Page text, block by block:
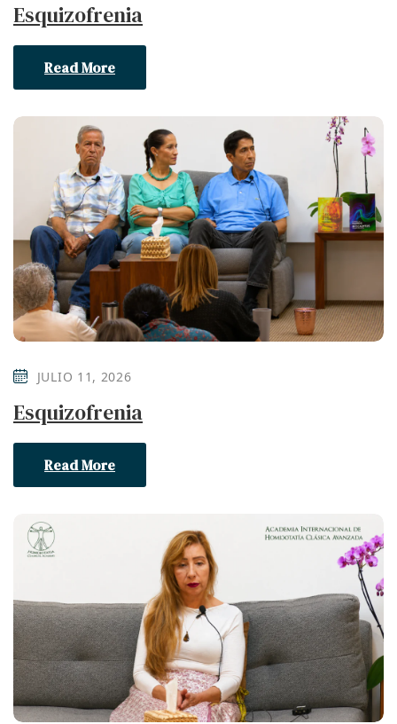
Esquizofrenia
Read More
JULIO 11, 2026
Esquizofrenia
Read More